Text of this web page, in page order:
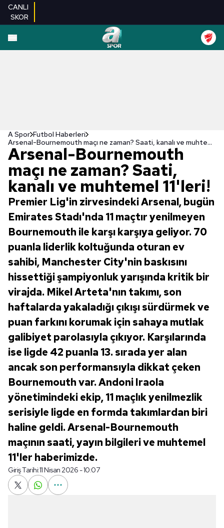
CANLI
SKOR
A Spor Futbol Haberleri
Arsenal-Bournemouth maçı ne zaman? Saati, kanalı ve muhtemel 11'leri!
Arsenal-Bournemouth
maçı ne zaman? Saati,
kanalı ve muhtemel 11'leri!
Premier Lig'in zirvesindeki Arsenal, bugün
Emirates Stadı'nda 11 maçtır yenilmeyen
Bournemouth ile karşı karşıya geliyor. 70
puanla liderlik koltuğunda oturan ev
sahibi, Manchester City'nin baskısını
hissettiği şampiyonluk yarışında kritik bir
virajda. Mikel Arteta'nın takımı, son
haftalarda yakaladığı çıkışı sürdürmek ve
puan farkını korumak için sahaya mutlak
galibiyet parolasıyla çıkıyor. Karşılarında
ise ligde 42 puanla 13. sırada yer alan
ancak son performansıyla dikkat çeken
Bournemouth var. Andoni Iraola
yönetimindeki ekip, 11 maçlık yenilmezlik
serisiyle ligde en formda takımlardan biri
haline geldi. Arsenal-Bournemouth
maçının saati, yayın bilgileri ve muhtemel
11'ler haberimizde.
Giriş Tarihi:11 Nisan 2026 - 10:07